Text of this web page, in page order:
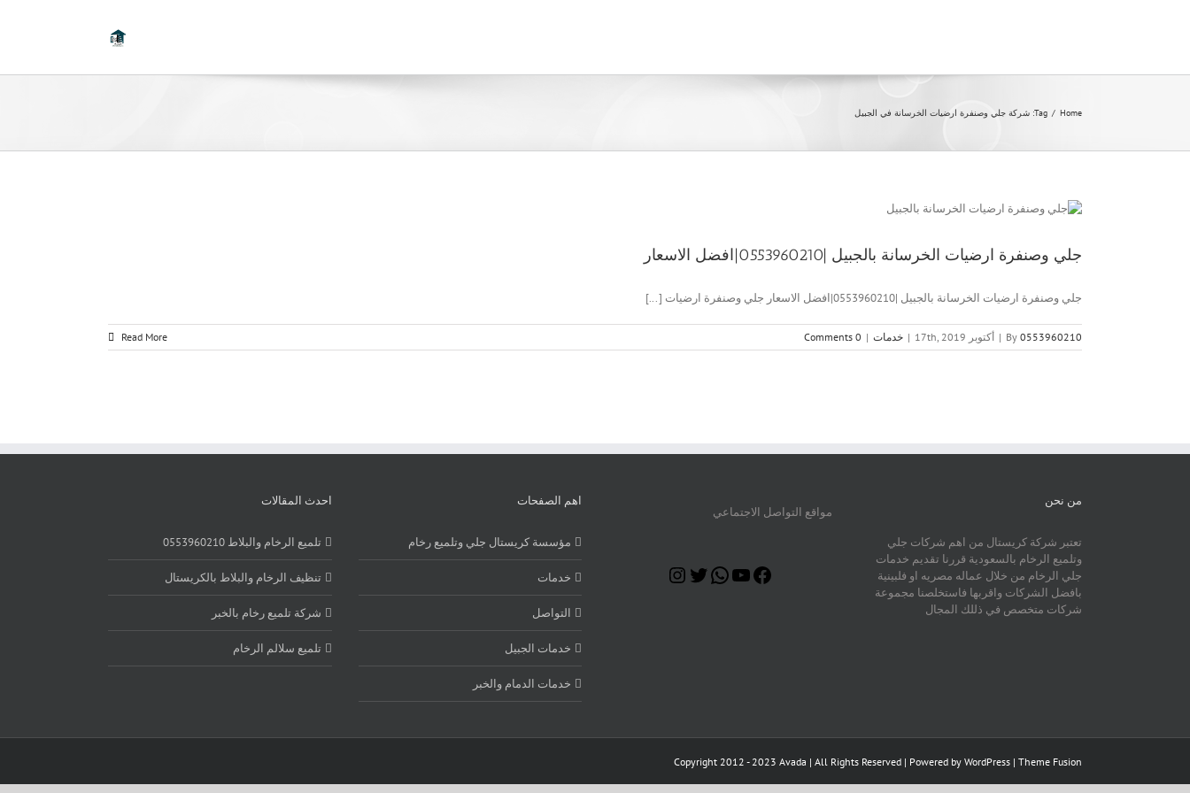
Home
/
Tag: شركة جلي وصنفرة ارضيات الخرسانة في الجبيل
جلي وصنفرة ارضيات الخرسانة بالجبيل |0553960210|افضل الاسعار
جلي وصنفرة ارضيات الخرسانة بالجبيل |0553960210|افضل الاسعار جلي وصنفرة ارضيات [...]
By 0553960210
| أكتوبر 17th, 2019 | خدمات |
0 Comments
Read More
من نحن
تعتبر شركة كريستال من اهم شركات جلي
وتلميع الرخام بالسعودية قررنا تقديم خدمات
جلي الرخام من خلال عماله مصريه او فلبينية
بافضل الشركات واقربها فاستخلصنا مجموعة
شركات متخصص في ذللك المجال
مواقع التواصل الاجتماعي
Facebook
YouTube
WhatsApp
Twitter
اهم الصفحات
مؤسسة كريستال جلي وتلميع رخام
خدمات
التواصل
خدمات الجبيل
خدمات الدمام والخبر
احدث المقالات
تلميع الرخام والبلاط 0553960210
تنظيف الرخام والبلاط بالكريستال
شركة تلميع رخام بالخبر
تلميع سلالم الرخام
Copyright 2012 - 2023 Avada | All Rights Reserved | Powered by WordPress | Theme Fusion